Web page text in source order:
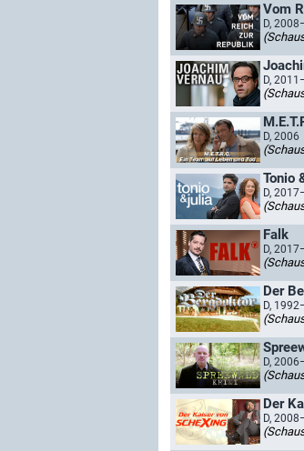
Vom
D,
D,
D, 2006
Tonio
D,
Falk
D,
Der
D,
D,
Der
D,